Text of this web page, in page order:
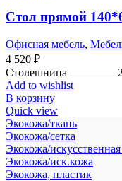
Стол прямой
Офисная мебель,
4 520 ₽
Столешница ————
Add to wishlist
В корзину
Quick view
Экокожа/ткань
Экокожа/сетка
Экокожа/
Экокожа/иск.кожа
Экокожа, пластик